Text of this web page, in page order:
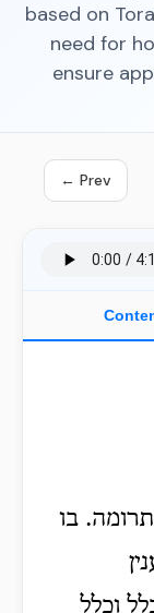
based on
need for
ensure
← Prev
בו
וכלל